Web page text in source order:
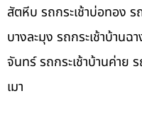
สัตหีบ รถกระเช้าบ่อทอง รถ
บางละมุง รถกระเช้าบ้านฉ
จันทร์ รถกระเช้าบ้านค่าย ร
เมา